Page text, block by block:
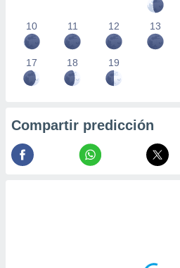
10 11 12 13
17 18 19
Compartir predicción